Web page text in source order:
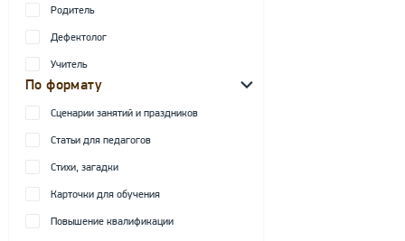
Родитель
Дефектолог
Учитель
По формату
Сценарии занятий и праздников
Статьи для педагогов
Стихи, загадки
Карточки для обучения
Повышение квалификации